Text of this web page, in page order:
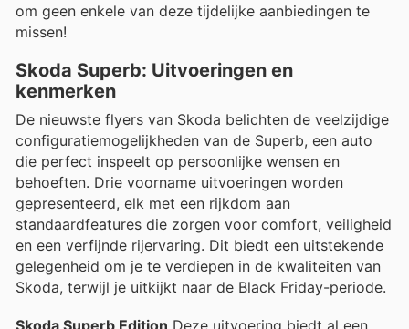
om geen enkele van deze tijdelijke aanbiedingen te
missen!
Skoda Superb: Uitvoeringen en
kenmerken
De nieuwste flyers van Skoda belichten de veelzijdige
configuratiemogelijkheden van de Superb, een auto
die perfect inspeelt op persoonlijke wensen en
behoeften. Drie voorname uitvoeringen worden
gepresenteerd, elk met een rijkdom aan
standaardfeatures die zorgen voor comfort, veiligheid
en een verfijnde rijervaring. Dit biedt een uitstekende
gelegenheid om je te verdiepen in de kwaliteiten van
Skoda, terwijl je uitkijkt naar de Black Friday-periode.